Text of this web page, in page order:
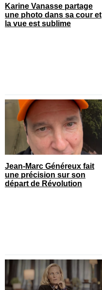
Karine Vanasse partage
une photo dans sa cour et
la vue est sublime
Jean-Marc Généreux fait
une précision sur son
départ de Révolution